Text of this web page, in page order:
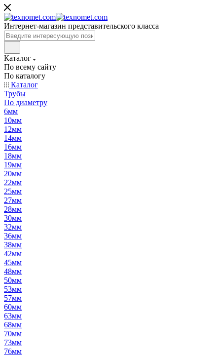
Интернет-магазин представительского класса
Каталог
По всему сайту
По каталогу
Каталог
Трубы
По диаметру
6мм
10мм
12мм
14мм
16мм
18мм
19мм
20мм
22мм
25мм
27мм
28мм
30мм
32мм
36мм
38мм
42мм
45мм
48мм
50мм
53мм
57мм
60мм
63мм
68мм
70мм
73мм
76мм